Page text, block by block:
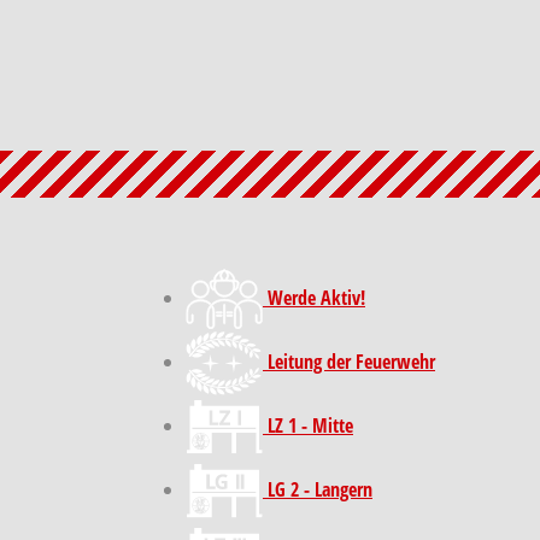
Werde Aktiv!
Leitung der Feuerwehr
LZ 1 - Mitte
LG 2 - Langern